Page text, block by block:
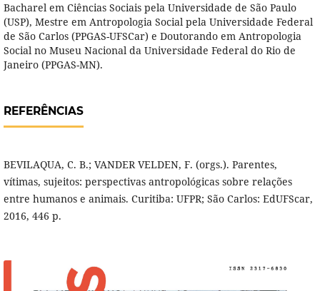
Bacharel em Ciências Sociais pela Universidade de São Paulo
(USP), Mestre em Antropologia Social pela Universidade Federal
de São Carlos (PPGAS-UFSCar) e Doutorando em Antropologia
Social no Museu Nacional da Universidade Federal do Rio de
Janeiro (PPGAS-MN).
REFERÊNCIAS
BEVILAQUA, C. B.; VANDER VELDEN, F. (orgs.). Parentes,
vítimas, sujeitos: perspectivas antropológicas sobre relações
entre humanos e animais. Curitiba: UFPR; São Carlos: EdUFScar,
2016, 446 p.